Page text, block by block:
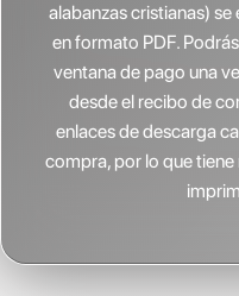
alabanzas cristianas)
en formato PDF.
ventana de pago una
desde el recibo de
enlaces de descarga
compra, por lo que